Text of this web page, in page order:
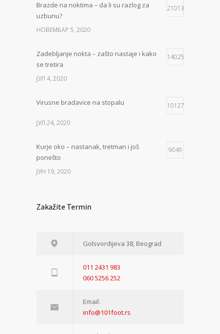
Brazde na noktima – da li su razlog za
uzbunu?
21013
НОВЕМБАР 5, 2020
Zadebljanje nokta – zašto nastaje i kako
se tretira
14025
ЈУЛ 4, 2020
Virusne bradavice na stopalu 10127
ЈУЛ 24, 2020
Kurje oko – nastanak, tretman i još
ponešto
9049
ЈУН 19, 2020
Zakažite Termin
Golsvordijeva 38, Beograd
011 2431 983
060 5256 252
Email:
info@101foot.rs